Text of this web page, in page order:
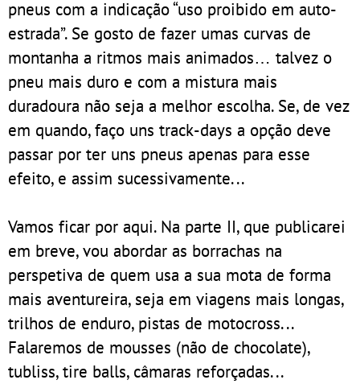
pneus com a indicação “uso proibido em auto-
estrada”. Se gosto de fazer umas curvas de
montanha a ritmos mais animados… talvez o
pneu mais duro e com a mistura mais
duradoura não seja a melhor escolha. Se, de vez
em quando, faço uns track-days a opção deve
passar por ter uns pneus apenas para esse
efeito, e assim sucessivamente...
Vamos ficar por aqui. Na parte II, que publicarei
em breve, vou abordar as borrachas na
perspetiva de quem usa a sua mota de forma
mais aventureira, seja em viagens mais longas,
trilhos de enduro, pistas de motocross...
Falaremos de mousses (não de chocolate),
tubliss, tire balls, câmaras reforçadas...